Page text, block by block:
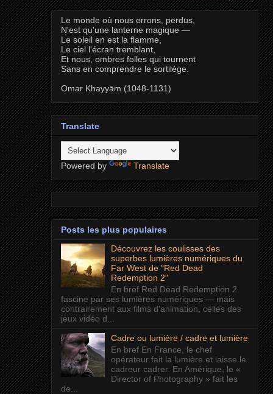
Le monde où nous errons, perdus,
N'est qu'une lanterne magique —
Le soleil en est la flamme,
Le ciel l'écran tremblant,
Et nous, ombres folles qui tournent
Sans en comprendre le sortilège.
Omar Khayyām (1048-1131)
Translate
Powered by Translate
Posts les plus populaires
Découvrez les coulisses des
superbes lumières numériques du
Far West de "Red Dead
Redemption 2"
En bref Red Dead Redemption 2
fascine par ses lumières numériques — mais
contrairement aux films d'animation, celles des
jeux vidéo d...
Cadre ou lumière / cadre et lumière
En bref En France, le chef
opérateur fait la lumière et laisse le
cadreur cadrer. En Amérique, le «
Director of Photography » fait les
de...